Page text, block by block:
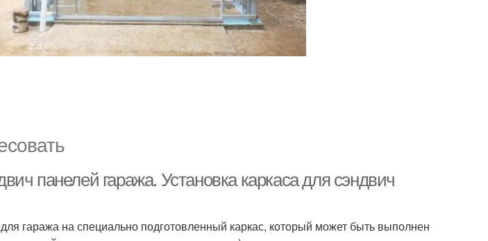
панелей гаража. Установка каркаса для сэндвич
гаража на специально подготовленный каркас, который может быть выполнен